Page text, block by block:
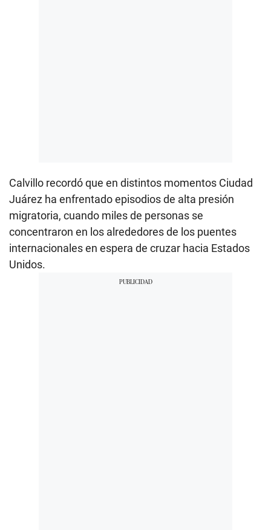
Calvillo recordó que en distintos momentos Ciudad
Juárez ha enfrentado episodios de alta presión
migratoria, cuando miles de personas se
concentraron en los alrededores de los puentes
internacionales en espera de cruzar hacia Estados
Unidos.